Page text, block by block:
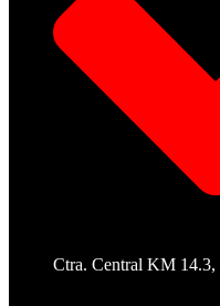
Ctra. Central KM 14.3,